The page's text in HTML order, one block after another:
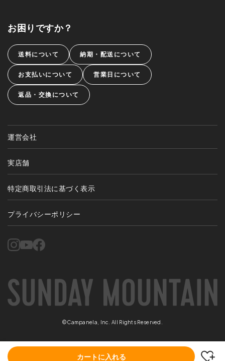
お困りですか？
送料について 納期・配送について
お支払いについて 営業日について
返品・交換について
運営会社
実店舗
特定商取引法に基づく表示
プライバシーポリシー
©Campanela, Inc. All Rights Reserved.
カートに入れる